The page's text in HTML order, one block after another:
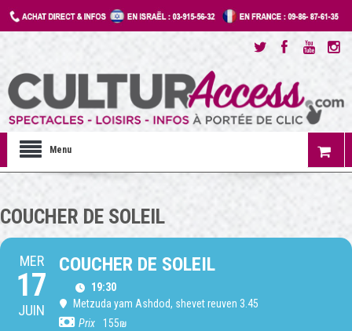
Menu
COUCHER DE SOLEIL
MER
17
JUIN
COUCHER DE SOLEIL
19:30
Metzuda yam Ashdod, shevet reuven 3.45
Prix
155₪